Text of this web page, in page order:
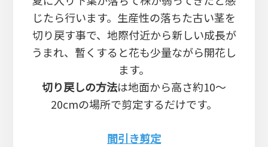
じたら行います。生産性の落ちた古い茎を
切り戻す事で、地際付近から新しい成長が
うまれ、暫くすると花も少量ながら開花し
ます。
切り戻しの方法は地面から高さ約10～
20cmの場所で剪定するだけです。
間引き剪定